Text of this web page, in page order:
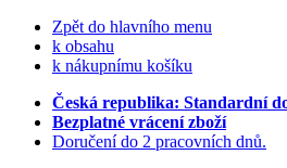
Zpět do hlavního menu
k obsahu
k nákupnímu košíku
Česká republika: Standardní
Bezplatné vrácení zboží
Doručení do 2 pracovních dnů.